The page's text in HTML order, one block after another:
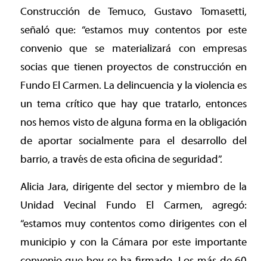
Construcción de Temuco, Gustavo Tomasetti,
señaló que: “estamos muy contentos por este
convenio que se materializará con empresas
socias que tienen proyectos de construcción en
Fundo El Carmen. La delincuencia y la violencia es
un tema crítico que hay que tratarlo, entonces
nos hemos visto de alguna forma en la obligación
de aportar socialmente para el desarrollo del
barrio, a través de esta oficina de seguridad”.
Alicia Jara, dirigente del sector y miembro de la
Unidad Vecinal Fundo El Carmen, agregó:
“estamos muy contentos como dirigentes con el
municipio y con la Cámara por este importante